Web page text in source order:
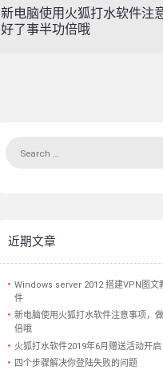
新电脑使用火狐打水软件注
好了事半功倍哦
近期文章
Windows server 2012 搭建VPN图文
件
新电脑使用火狐打水软件注意事项，
倍哦
火狐打水软件2019年6月赠送活动开启
四个步骤解决你登陆失败的问题